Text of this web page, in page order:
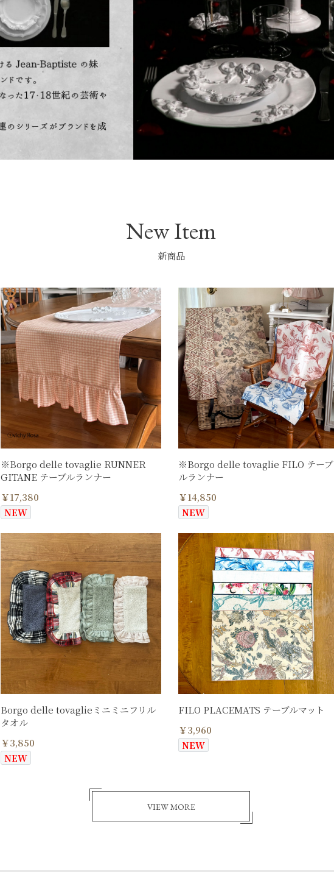
New Item
新商品
※Borgo delle tovaglie RUNNER
GITANE テーブルランナー
￥17,380
NEW
※Borgo delle tovaglie FILO テーブ
ルランナー
￥14,850
NEW
Borgo delle tovaglieミニミニフリル
タオル
￥3,850
NEW
FILO PLACEMATS テーブルマット
￥3,960
NEW
VIEW MORE